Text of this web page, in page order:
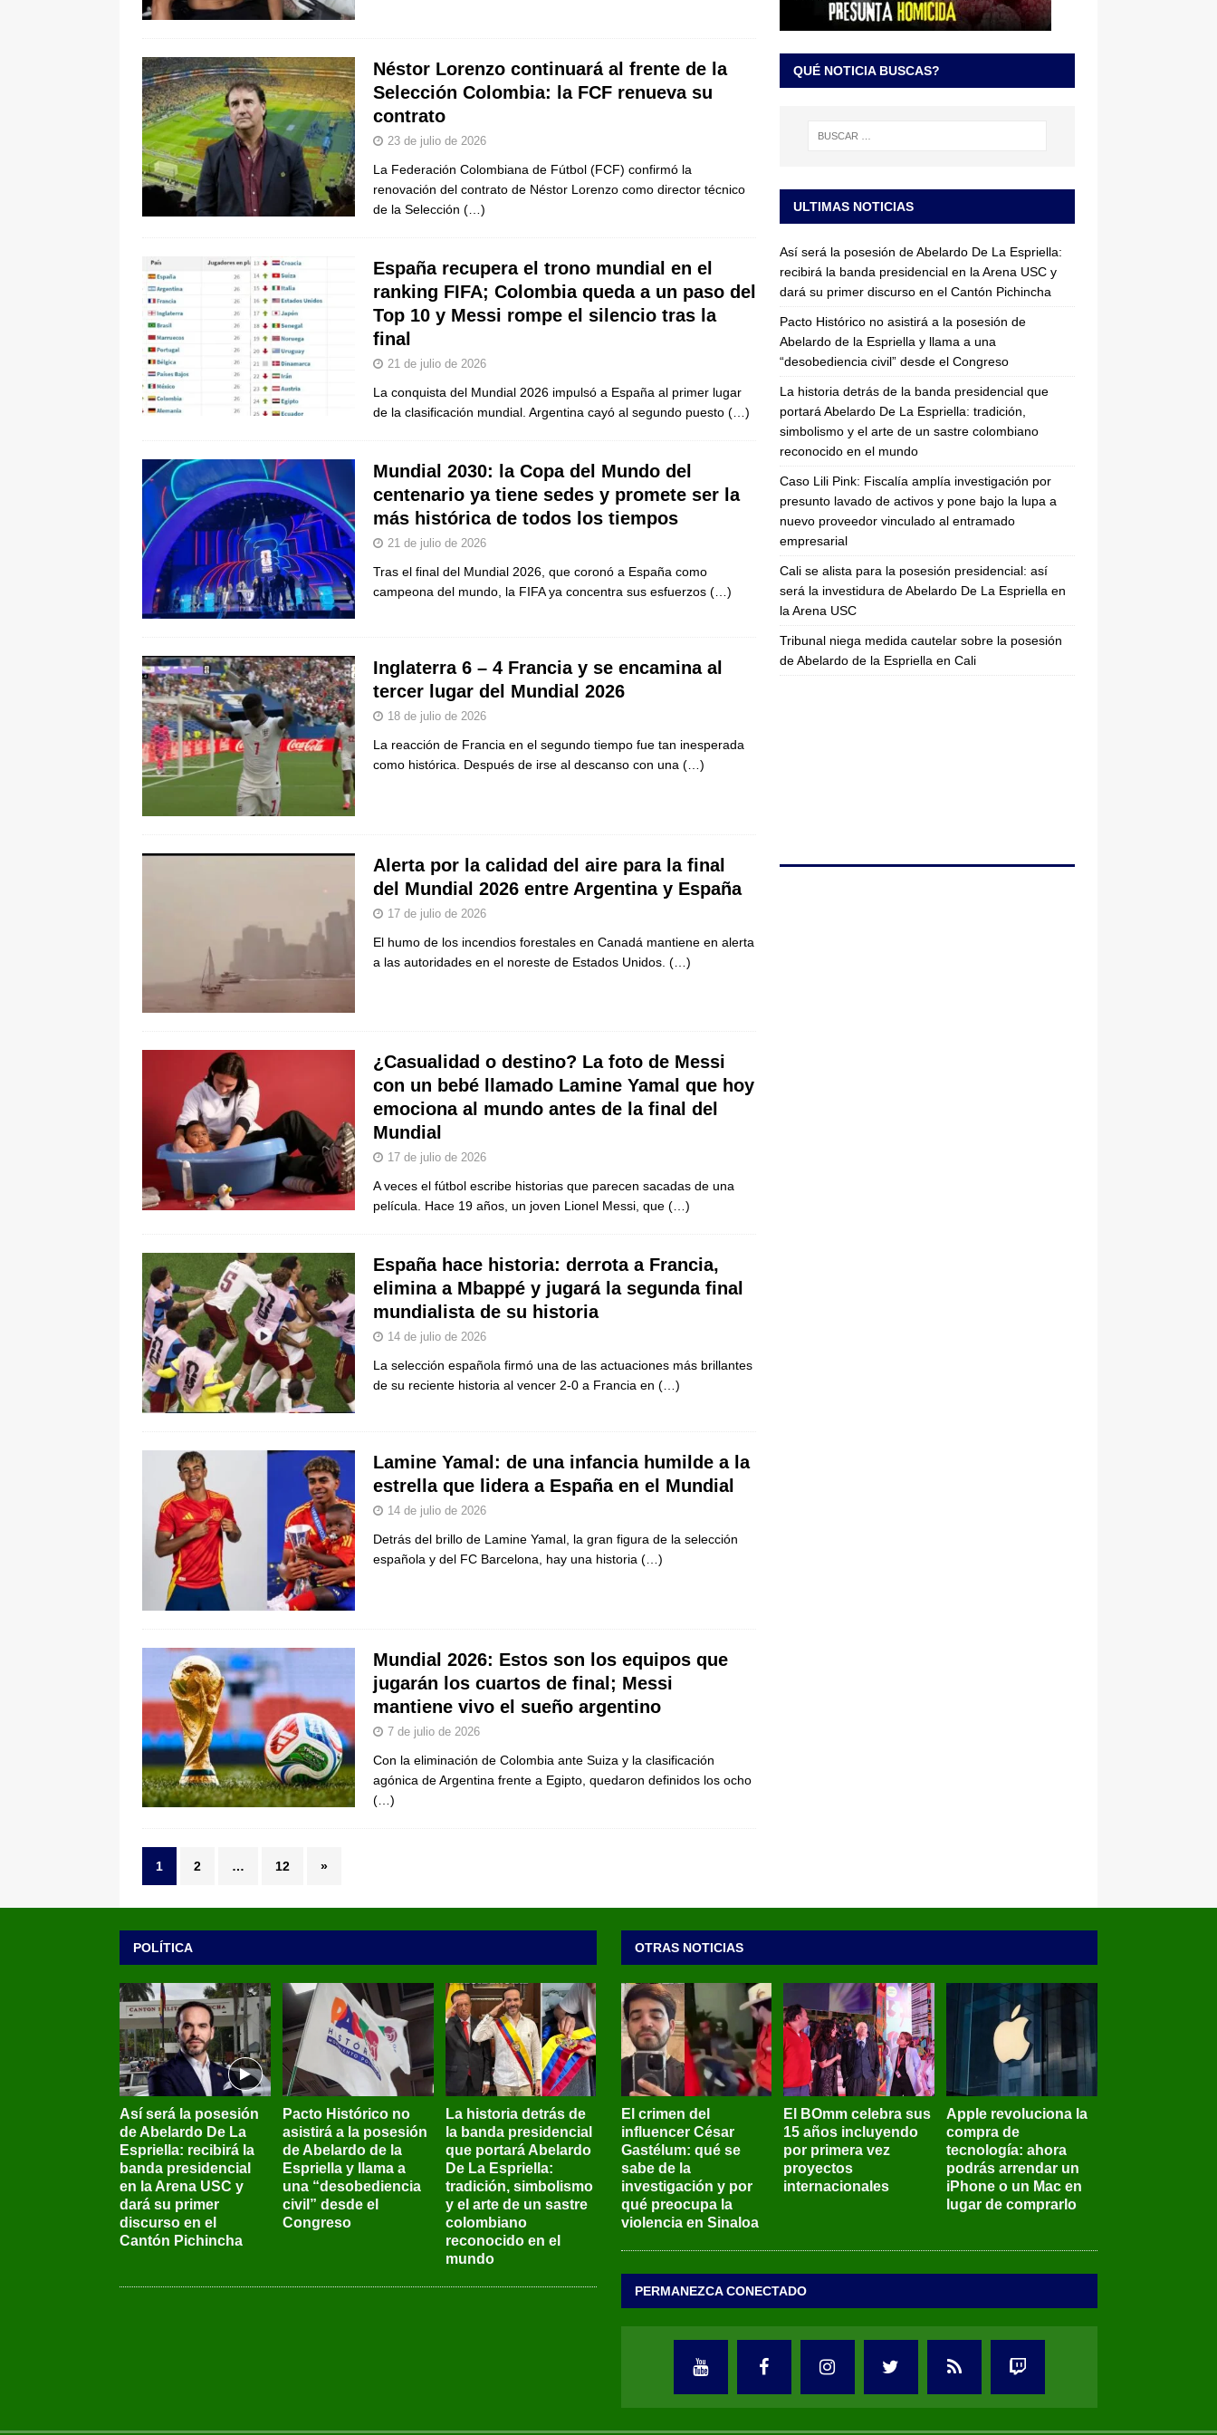
pone bajo la lupa a nuevo proveedor vinculado al entramado empresarial
De La Espriella en la Arena USC LO ÚLTIMO
Néstor Lorenzo continuará al frente de la
Selección Colombia: la FCF renueva su
contrato
23 de julio de 2026
La Federación Colombiana de Fútbol (FCF) confirmó la
renovación del contrato de Néstor Lorenzo como director técnico
de la Selección (…)
España recupera el trono mundial en el
ranking FIFA; Colombia queda a un paso del
Top 10 y Messi rompe el silencio tras la
final
21 de julio de 2026
La conquista del Mundial 2026 impulsó a España al primer lugar
de la clasificación mundial. Argentina cayó al segundo puesto (…)
Mundial 2030: la Copa del Mundo del
centenario ya tiene sedes y promete ser la
más histórica de todos los tiempos
21 de julio de 2026
Tras el final del Mundial 2026, que coronó a España como
campeona del mundo, la FIFA ya concentra sus esfuerzos (…)
Inglaterra 6 – 4 Francia y se encamina al
tercer lugar del Mundial 2026
18 de julio de 2026
La reacción de Francia en el segundo tiempo fue tan inesperada
como histórica. Después de irse al descanso con una (…)
Alerta por la calidad del aire para la final
del Mundial 2026 entre Argentina y España
17 de julio de 2026
El humo de los incendios forestales en Canadá mantiene en alerta
a las autoridades en el noreste de Estados Unidos. (…)
¿Casualidad o destino? La foto de Messi
con un bebé llamado Lamine Yamal que hoy
emociona al mundo antes de la final del
Mundial
17 de julio de 2026
A veces el fútbol escribe historias que parecen sacadas de una
película. Hace 19 años, un joven Lionel Messi, que (…)
España hace historia: derrota a Francia,
elimina a Mbappé y jugará la segunda final
mundialista de su historia
14 de julio de 2026
La selección española firmó una de las actuaciones más brillantes
de su reciente historia al vencer 2-0 a Francia en (…)
Lamine Yamal: de una infancia humilde a la
estrella que lidera a España en el Mundial
14 de julio de 2026
Detrás del brillo de Lamine Yamal, la gran figura de la selección
española y del FC Barcelona, hay una historia (…)
Mundial 2026: Estos son los equipos que
jugarán los cuartos de final; Messi
mantiene vivo el sueño argentino
7 de julio de 2026
Con la eliminación de Colombia ante Suiza y la clasificación
agónica de Argentina frente a Egipto, quedaron definidos los ocho
(…)
1 2 … 12 »
QUÉ NOTICIA BUSCAS?
ULTIMAS NOTICIAS
Así será la posesión de Abelardo De La Espriella:
recibirá la banda presidencial en la Arena USC y
dará su primer discurso en el Cantón Pichincha
Pacto Histórico no asistirá a la posesión de
Abelardo de la Espriella y llama a una
“desobediencia civil” desde el Congreso
La historia detrás de la banda presidencial que
portará Abelardo De La Espriella: tradición,
simbolismo y el arte de un sastre colombiano
reconocido en el mundo
Caso Lili Pink: Fiscalía amplía investigación por
presunto lavado de activos y pone bajo la lupa a
nuevo proveedor vinculado al entramado
empresarial
Cali se alista para la posesión presidencial: así
será la investidura de Abelardo De La Espriella en
la Arena USC
Tribunal niega medida cautelar sobre la posesión
de Abelardo de la Espriella en Cali
POLÍTICA
Así será la posesión
de Abelardo De La
Espriella: recibirá la
banda presidencial
en la Arena USC y
dará su primer
discurso en el
Cantón Pichincha
Pacto Histórico no
asistirá a la posesión
de Abelardo de la
Espriella y llama a
una “desobediencia
civil” desde el
Congreso
La historia detrás de
la banda presidencial
que portará Abelardo
De La Espriella:
tradición, simbolismo
y el arte de un sastre
colombiano
reconocido en el
mundo
OTRAS NOTICIAS
El crimen del
influencer César
Gastélum: qué se
sabe de la
investigación y por
qué preocupa la
violencia en Sinaloa
El BOmm celebra sus
15 años incluyendo
por primera vez
proyectos
internacionales
Apple revoluciona la
compra de
tecnología: ahora
podrás arrendar un
iPhone o un Mac en
lugar de comprarlo
PERMANEZCA CONECTADO